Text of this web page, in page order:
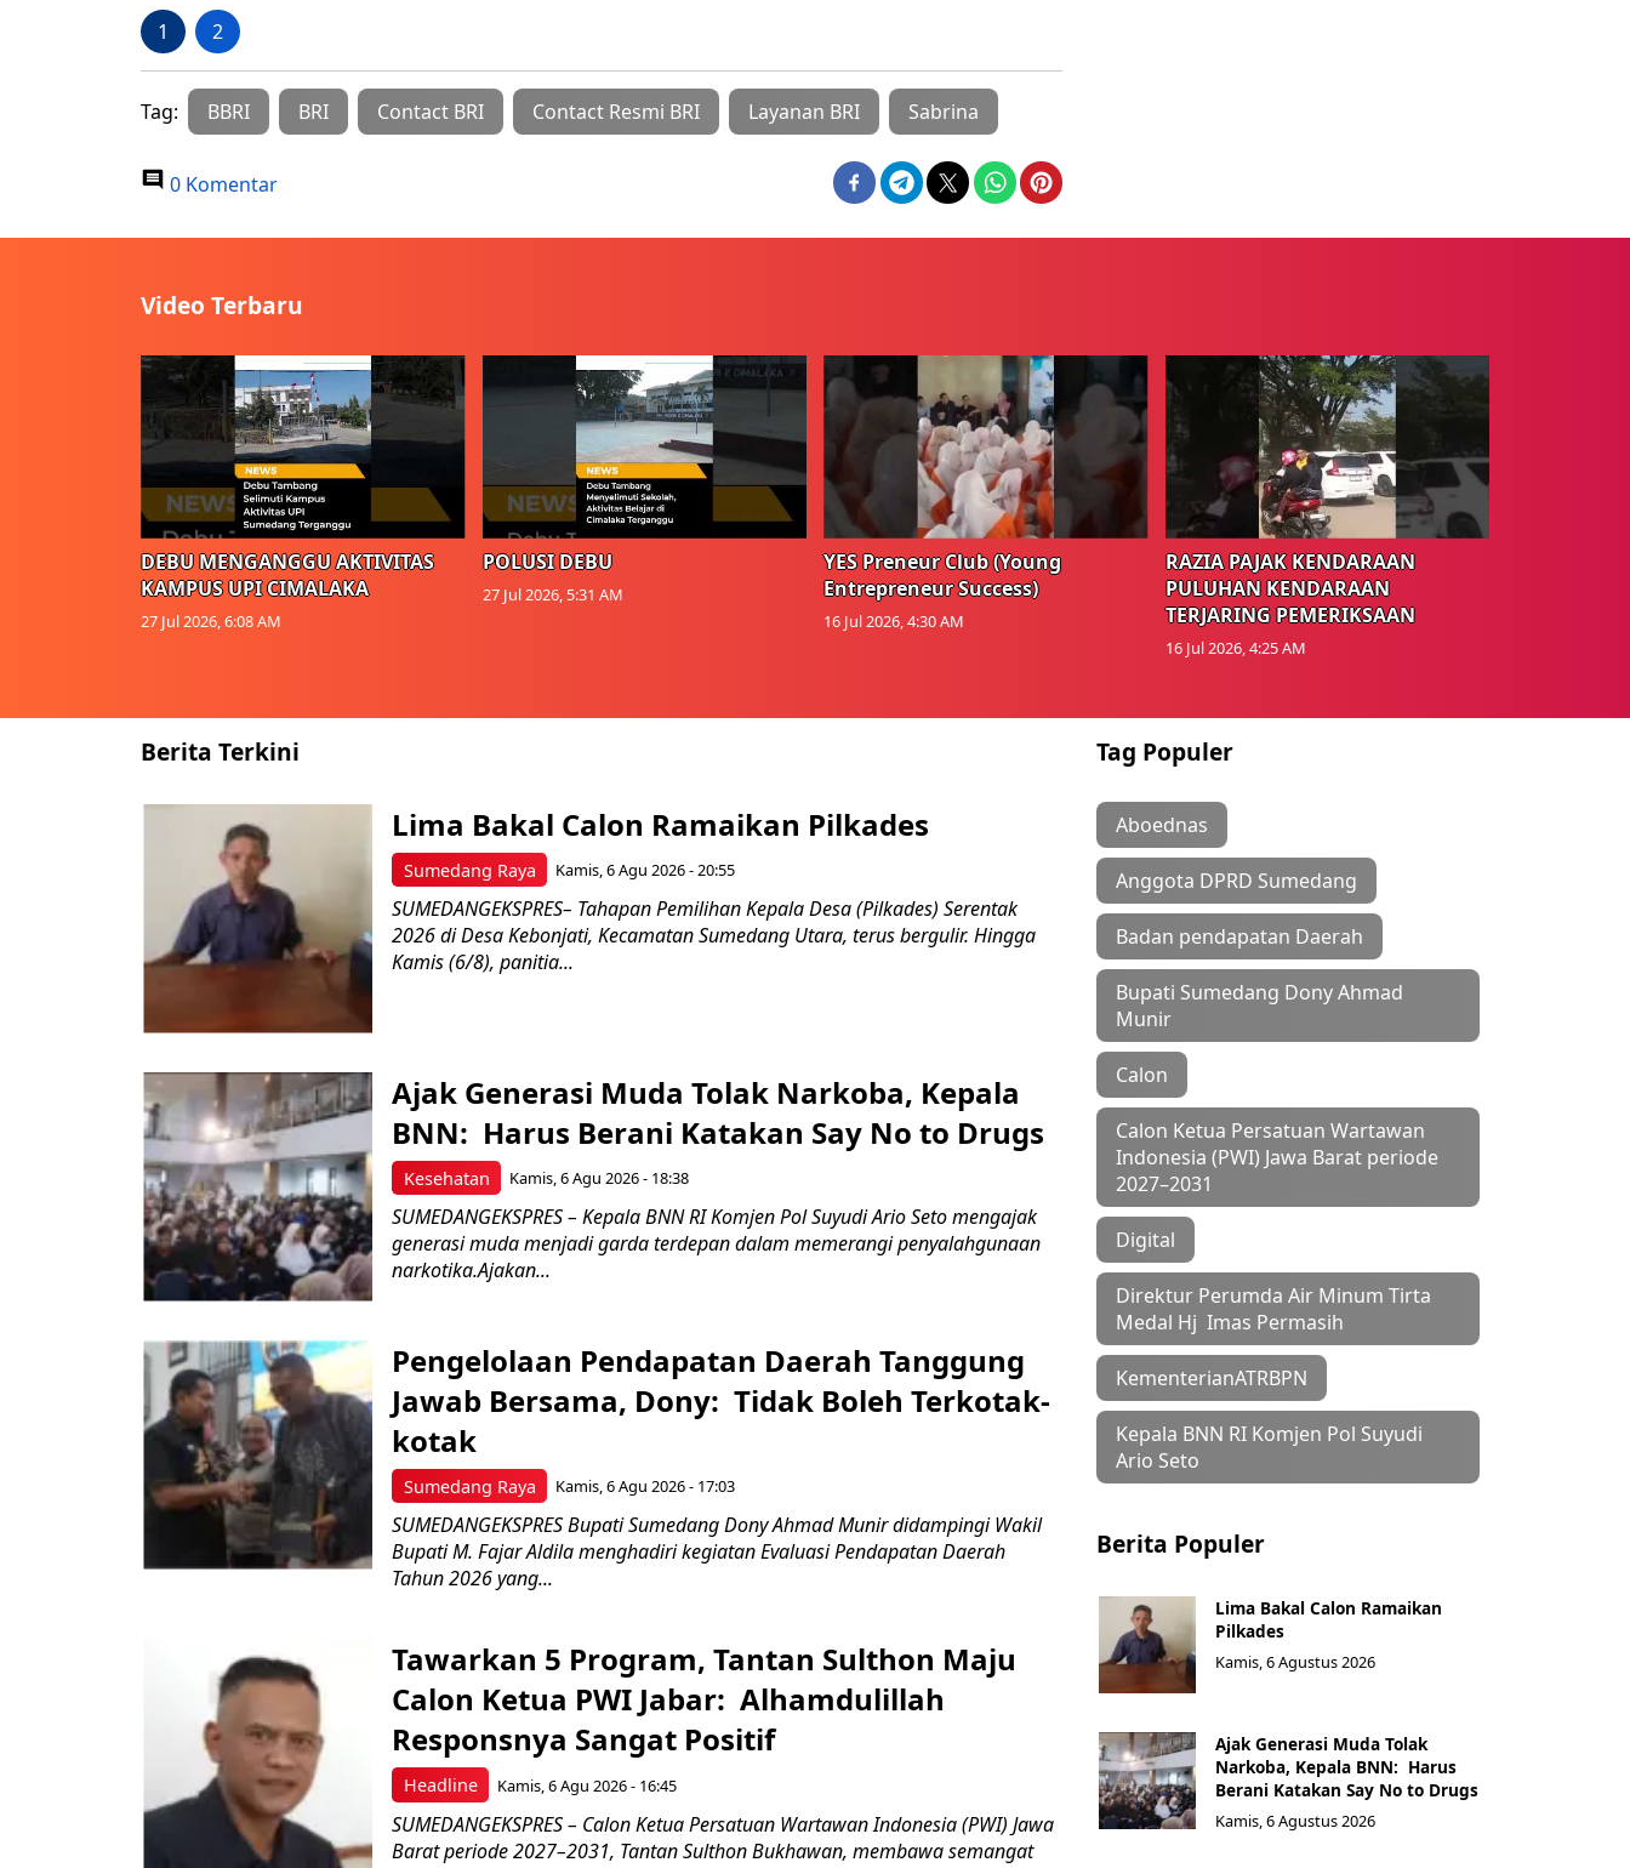
1 2
Tag: BBRI BRI Contact BRI Contact Resmi BRI Layanan BRI Sabrina
0 Komentar
Video Terbaru
DEBU MENGANGGU AKTIVITAS
KAMPUS UPI CIMALAKA
27 Jul 2026, 6:08 AM
POLUSI DEBU
27 Jul 2026, 5:31 AM
YES Preneur Club (Young
Entrepreneur Success)
16 Jul 2026, 4:30 AM
RAZIA PAJAK KENDARAAN
PULUHAN KENDARAAN
TERJARING PEMERIKSAAN
16 Jul 2026, 4:25 AM
Berita Terkini
Sumedang Raya
Lima Bakal Calon Ramaikan Pilkades
Kamis, 6 Agu 2026 - 20:55
SUMEDANGEKSPRES– Tahapan Pemilihan Kepala Desa (Pilkades) Serentak
2026 di Desa Kebonjati, Kecamatan Sumedang Utara, terus bergulir. Hingga
Kamis (6/8), panitia...
Kesehatan
Ajak Generasi Muda Tolak Narkoba, Kepala
BNN: Harus Berani Katakan Say No to Drugs
Kamis, 6 Agu 2026 - 18:38
SUMEDANGEKSPRES – Kepala BNN RI Komjen Pol Suyudi Ario Seto mengajak
generasi muda menjadi garda terdepan dalam memerangi penyalahgunaan
narkotika.Ajakan...
Sumedang Raya
Pengelolaan Pendapatan Daerah Tanggung
Jawab Bersama, Dony: Tidak Boleh Terkotak-
kotak
Kamis, 6 Agu 2026 - 17:03
SUMEDANGEKSPRES Bupati Sumedang Dony Ahmad Munir didampingi Wakil
Bupati M. Fajar Aldila menghadiri kegiatan Evaluasi Pendapatan Daerah
Tahun 2026 yang...
Headline
Tawarkan 5 Program, Tantan Sulthon Maju
Calon Ketua PWI Jabar: Alhamdulillah
Responsnya Sangat Positif
Kamis, 6 Agu 2026 - 16:45
SUMEDANGEKSPRES – Calon Ketua Persatuan Wartawan Indonesia (PWI) Jawa
Barat periode 2027–2031, Tantan Sulthon Bukhawan, membawa semangat
Tag Populer
Aboednas
Anggota DPRD Sumedang
Badan pendapatan Daerah
Bupati Sumedang Dony Ahmad
Munir
Calon
Calon Ketua Persatuan Wartawan
Indonesia (PWI) Jawa Barat periode
2027–2031
Digital
Direktur Perumda Air Minum Tirta
Medal Hj Imas Permasih
KementerianATRBPN
Kepala BNN RI Komjen Pol Suyudi
Ario Seto
Berita Populer
Lima Bakal Calon Ramaikan
Pilkades
Kamis, 6 Agustus 2026
Ajak Generasi Muda Tolak
Narkoba, Kepala BNN: Harus
Berani Katakan Say No to Drugs
Kamis, 6 Agustus 2026